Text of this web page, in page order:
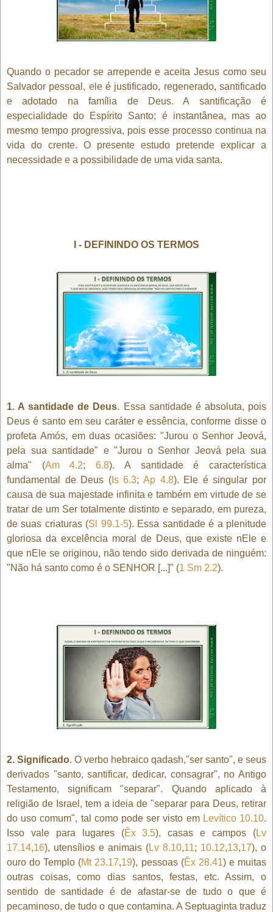
Quando o pecador se arrepende e aceita Jesus como seu
Salvador pessoal, ele é justificado, regenerado, santificado
e adotado na família de Deus. A santificação é
especialidade do Espírito Santo; é instantânea, mas ao
mesmo tempo progressiva, pois esse processo continua na
vida do crente. O presente estudo pretende explicar a
necessidade e a possibilidade de uma vida santa.
I - DEFININDO OS TERMOS
1. A santidade de Deus. Essa santidade é absoluta, pois
Deus é santo em seu caráter e essência, conforme disse o
profeta Amós, em duas ocasiões: "Jurou o Senhor Jeová,
pela sua santidade" e "Jurou o Senhor Jeová pela sua
alma" (Am 4.2;6.8). A santidade é característica
fundamental de Deus (Is 6.3;Ap 4.8). Ele é singular por
causa de sua majestade infinita e também em virtude de se
tratar de um Ser totalmente distinto e separado, em pureza,
de suas criaturas (Sl 99.1-5). Essa santidade é a plenitude
gloriosa da excelência moral de Deus, que existe nEle e
que nEle se originou, não tendo sido derivada de ninguém:
"Não há santo como é o SENHOR [...]" (1 Sm 2.2).
2. Significado. O verbo hebraico qadash,"ser santo", e seus
derivados "santo, santificar, dedicar, consagrar", no Antigo
Testamento, significam "separar". Quando aplicado à
religião de Israel, tem a ideia de "separar para Deus, retirar
do uso comum", tal como pode ser visto em Levítico 10.10.
Isso vale para lugares (Êx 3.5), casas e campos (Lv
17.14,16), utensílios e animais (Lv 8.10,11; 10.12,13,17), o
ouro do Templo (Mt 23.17,19), pessoas (Êx 28.41) e muitas
outras coisas, como dias santos, festas, etc. Assim, o
sentido de santidade é de afastar-se de tudo o que é
pecaminoso, de tudo o que contamina. A Septuaginta traduz